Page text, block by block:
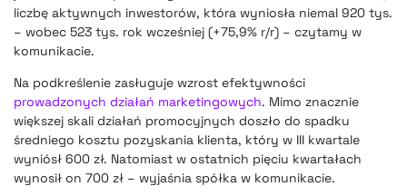
liczbę aktywnych inwestorów, która wyniosła niemal 920 tys.
– wobec 523 tys. rok wcześniej (+75,9% r/r) – czytamy w
komunikacie.
Na podkreślenie zasługuje wzrost efektywności
prowadzonych działań marketingowych. Mimo znacznie
większej skali działań promocyjnych doszło do spadku
średniego kosztu pozyskania klienta, który w III kwartale
wyniósł 600 zł. Natomiast w ostatnich pięciu kwartałach
wynosił on 700 zł – wyjaśnia spółka w komunikacie.